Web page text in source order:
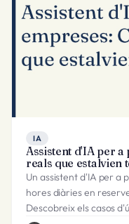
IA
Assistent d'IA per a
reals que estalvien
Un assistent d'IA per a
hores diàries en
Descobreix els casos